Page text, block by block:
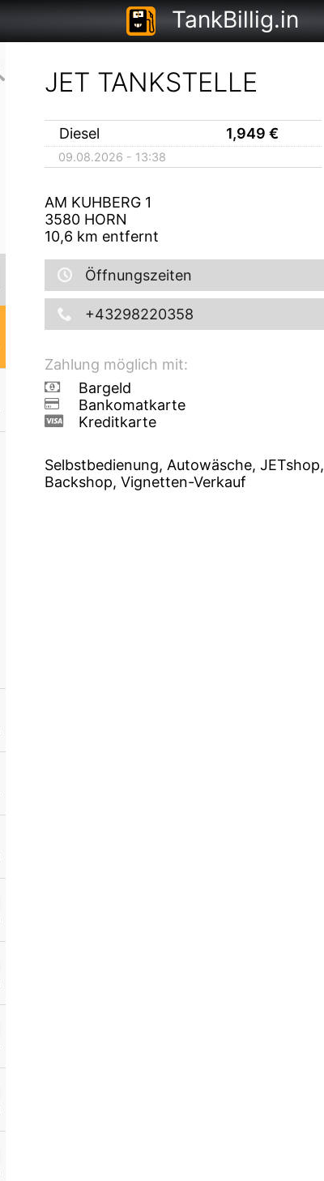
TankBillig.in
JET TANKSTELLE
Diesel 1,949 €
09.08.2026 - 13:38
AM KUHBERG 1
3580 HORN
10,6 km entfernt
Öffnungszeiten
+43298220358
Zahlung möglich mit:
Bargeld
Bankomatkarte
Kreditkarte
Selbstbedienung, Autowäsche, JETshop,
Backshop, Vignetten-Verkauf